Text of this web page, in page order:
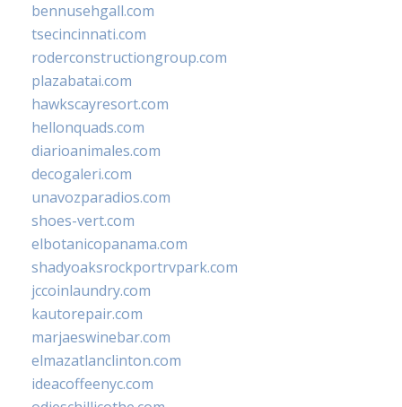
bennusehgall.com
tsecincinnati.com
roderconstructiongroup.com
plazabatai.com
hawkscayresort.com
hellonquads.com
diarioanimales.com
decogaleri.com
unavozparadios.com
shoes-vert.com
elbotanicopanama.com
shadyoaksrockportrvpark.com
jccoinlaundry.com
kautorepair.com
marjaeswinebar.com
elmazatlanclinton.com
ideacoffeenyc.com